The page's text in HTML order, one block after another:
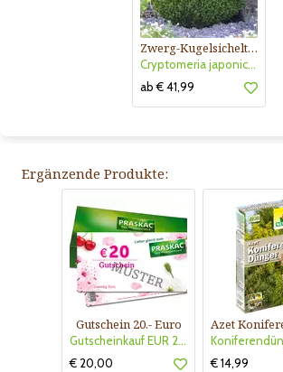
Zwerg-Kugelsicheltanne
Cryptomeria japonica 'Vilmoriniana'
ab € 41,99
Ergänzende Produkte:
Gutschein 20.- Euro
Gutscheinkauf EUR 20.-
€ 20,00
€ 14,99